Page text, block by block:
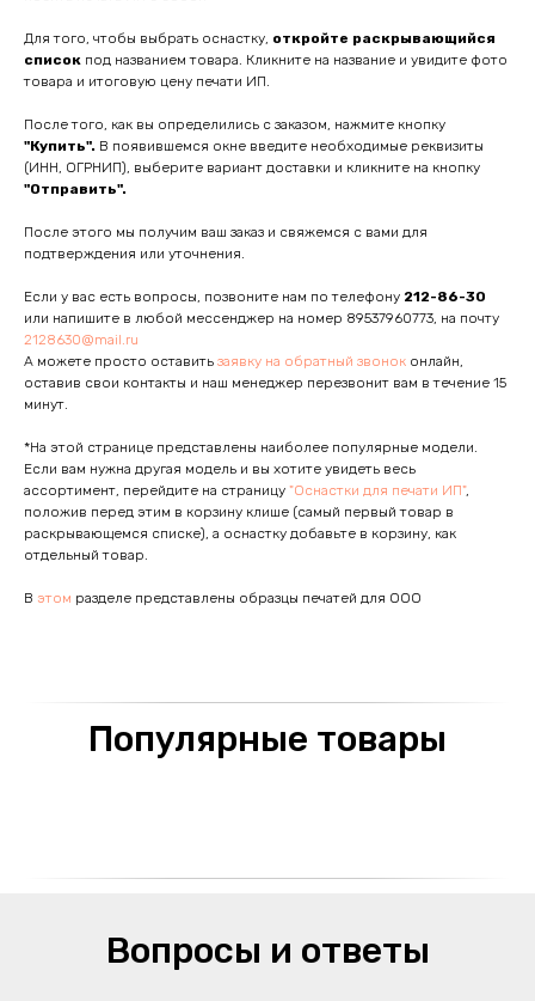
Для того, чтобы выбрать оснастку, откройте раскрывающийся
список под названием товара. Кликните на название и увидите фото
товара и итоговую цену печати ИП.
После того, как вы определились с заказом, нажмите кнопку
"Купить". В появившемся окне введите необходимые реквизиты
(ИНН, ОГРНИП), выберите вариант доставки и кликните на кнопку
"Отправить".
После этого мы получим ваш заказ и свяжемся с вами для
подтверждения или уточнения.
Если у вас есть вопросы, позвоните нам по телефону 212-86-30
или напишите в любой мессенджер на номер 89537960773, на почту
2128630@mail.ru
А можете просто оставить заявку на обратный звонок онлайн,
оставив свои контакты и наш менеджер перезвонит вам в течение 15
минут.
*На этой странице представлены наиболее популярные модели.
Если вам нужна другая модель и вы хотите увидеть весь
ассортимент, перейдите на страницу "Оснастки для печати ИП",
положив перед этим в корзину клише (самый первый товар в
раскрывающемся списке), а оснастку добавьте в корзину, как
отдельный товар.
В этом разделе представлены образцы печатей для ООО
Популярные товары
Вопросы и ответы